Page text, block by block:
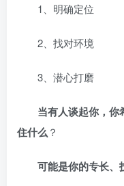
1、明确定位
2、找对环境
3、潜心打磨
当有人谈起你，
住什么？
可能是你的专长、